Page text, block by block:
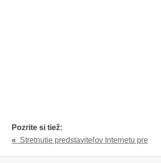
Pozrite si tiež:
« Stretnutie predstaviteľov Internetu pre